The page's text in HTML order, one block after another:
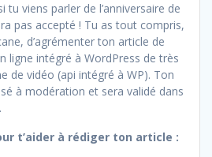
tu viens parler de l’anniversaire de
pas accepté ! Tu as tout compris,
d’agrémenter ton article de
ligne intégré à WordPress de très
de vidéo (api intégré à WP). Ton
à modération et sera validé dans
t’aider à rédiger ton article :